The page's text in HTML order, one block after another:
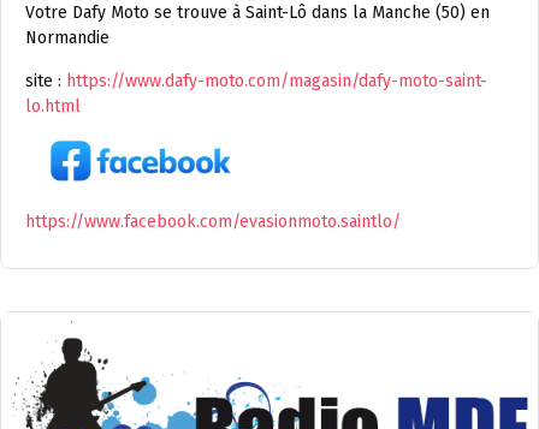
Votre Dafy Moto se trouve à Saint-Lô dans la Manche (50) en
Normandie
site : https://www.dafy-moto.com/magasin/dafy-moto-saint-
lo.html
https://www.facebook.com/evasionmoto.saintlo/